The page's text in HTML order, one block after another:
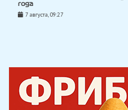
года
7 августа, 09:27